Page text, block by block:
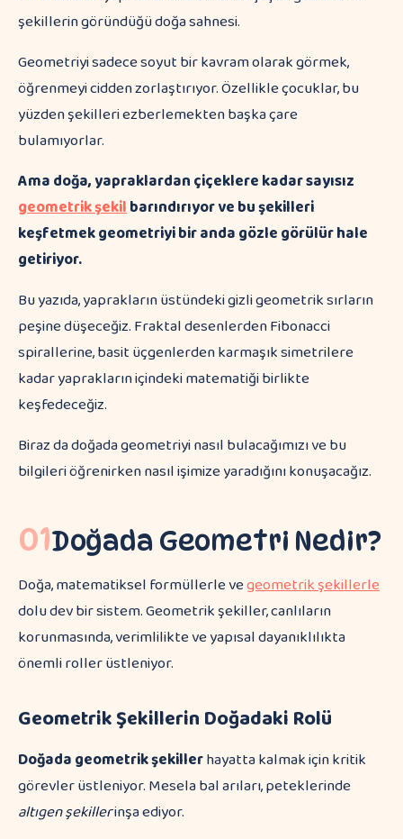
Geometriyi sadece soyut bir kavram olarak görmek,
öğrenmeyi cidden zorlaştırıyor. Özellikle çocuklar, bu
yüzden şekilleri ezberlemekten başka çare
bulamıyorlar.
Ama doğa, yapraklardan çiçeklere kadar sayısız
geometrik şekilbarındırıyor ve bu şekilleri
keşfetmek geometriyi bir anda gözle görülür hale
getiriyor.
Bu yazıda, yaprakların üstündeki gizli geometrik sırların
peşine düşeceğiz. Fraktal desenlerden Fibonacci
spirallerine, basit üçgenlerden karmaşık simetrilere
kadar yaprakların içindeki matematiği birlikte
keşfedeceğiz.
Biraz da doğada geometriyi nasıl bulacağımızı ve bu
bilgileri öğrenirken nasıl işimize yaradığını konuşacağız.
01Doğada Geometri Nedir?
Doğa, matematiksel formüllerle vegeometrik şekillerle
dolu dev bir sistem. Geometrik şekiller, canlıların
korunmasında, verimlilikte ve yapısal dayanıklılıkta
önemli roller üstleniyor.
Geometrik Şekillerin Doğadaki Rolü
Doğada geometrik şekillerhayatta kalmak için kritik
görevler üstleniyor. Mesela bal arıları, peteklerinde
altıgen şekillerinşa ediyor.